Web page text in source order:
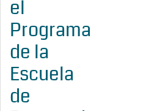
el
Programa
de la
Escuela
de